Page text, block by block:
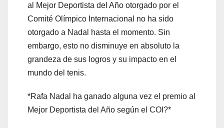
al Mejor Deportista del Año otorgado por el
Comité Olímpico Internacional no ha sido
otorgado a Nadal hasta el momento. Sin
embargo, esto no disminuye en absoluto la
grandeza de sus logros y su impacto en el
mundo del tenis.
*Rafa Nadal ha ganado alguna vez el premio al
Mejor Deportista del Año según el COI?*